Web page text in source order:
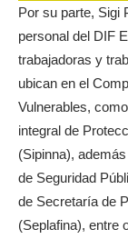
Por su parte, Sigi
personal del DIF
trabajadoras y
ubican en el
Vulnerables,
integral de
(Sipinna),
de Seguridad
de Secretaría de
(Seplafina), entre